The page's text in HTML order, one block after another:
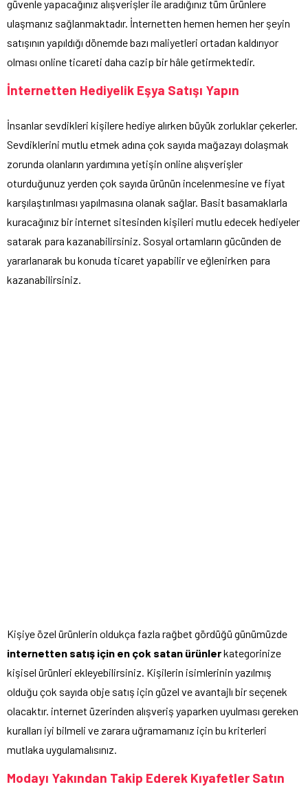
güvenle yapacağınız alışverişler ile aradığınız tüm ürünlere
ulaşmanız sağlanmaktadır. İnternetten hemen hemen her şeyin
satışının yapıldığı dönemde bazı maliyetleri ortadan kaldırıyor
olması online ticareti daha cazip bir hâle getirmektedir.
İnternetten Hediyelik Eşya Satışı Yapın
İnsanlar sevdikleri kişilere hediye alırken büyük zorluklar çekerler.
Sevdiklerini mutlu etmek adına çok sayıda mağazayı dolaşmak
zorunda olanların yardımına yetişin online alışverişler
oturduğunuz yerden çok sayıda ürünün incelenmesine ve fiyat
karşılaştırılması yapılmasına olanak sağlar. Basit basamaklarla
kuracağınız bir internet sitesinden kişileri mutlu edecek hediyeler
satarak para kazanabilirsiniz. Sosyal ortamların gücünden de
yararlanarak bu konuda ticaret yapabilir ve eğlenirken para
kazanabilirsiniz.
Kişiye özel ürünlerin oldukça fazla rağbet gördüğü günümüzde
internetten satış için en çok satan ürünlerkategorinize
kişisel ürünleri ekleyebilirsiniz. Kişilerin isimlerinin yazılmış
olduğu çok sayıda obje satış için güzel ve avantajlı bir seçenek
olacaktır. internet üzerinden alışveriş yaparken uyulması gereken
kuralları iyi bilmeli ve zarara uğramamanız için bu kriterleri
mutlaka uygulamalısınız.
Modayı Yakından Takip Ederek Kıyafetler Satın